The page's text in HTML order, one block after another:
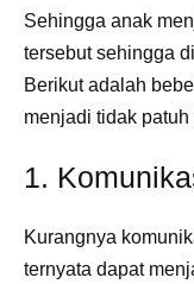
Sehingga anak
tersebut sehingga
Berikut adalah
menjadi tidak
1.
Kurangnya
ternyata dapat